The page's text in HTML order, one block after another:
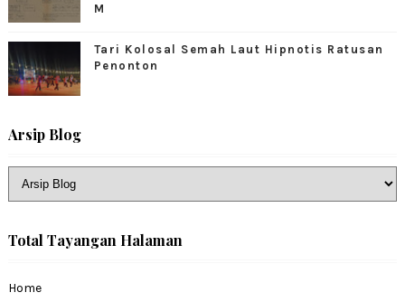
M
Tari Kolosal Semah Laut Hipnotis Ratusan
Penonton
Arsip Blog
Total Tayangan Halaman
Home